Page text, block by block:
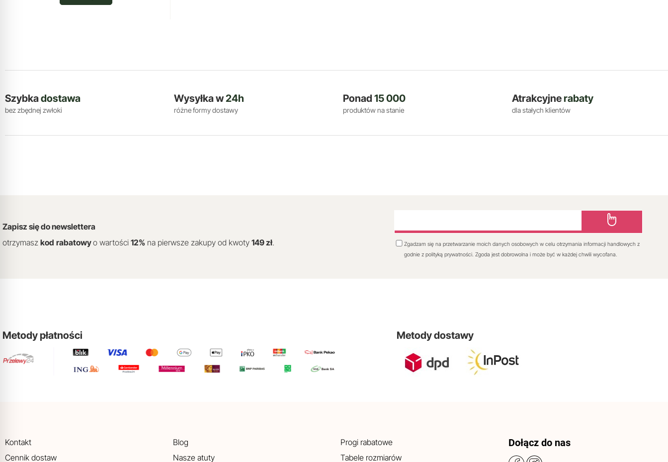
Szybkadostawa
bez zbędnej zwłoki
Wysyłka w24h
różne formy dostawy
Ponad 15 000
produktów na stanie
Atrakcyjnerabaty
dla stałych klientów
Zapisz się do newslettera
otrzymasz kod rabatowyo wartości 12% na pierwsze zakupy od kwoty 149 zł.
Zgadzam się na przetwarzanie moich danych osobowych w celu otrzymania informacji handlowych z
godnie z polityką prywatności. Zgoda jest dobrowolna i może być w każdej chwili wycofana.
Metody płatności Metody dostawy
Kontakt
Cennik dostaw
Blog
Nasze atuty
Progi rabatowe
Tabele rozmiarów
Dołącz do nas